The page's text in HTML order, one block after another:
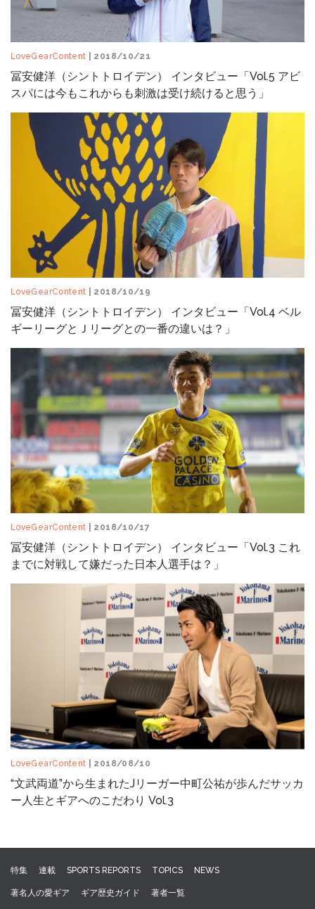
LoveGearContent | 2018/10/21
冨安健洋（シントトロイデン） インタビュー「Vol.5 アビ
スパには今もこれからも刺激は受け続けると思う」
LoveGearContent | 2018/10/19
冨安健洋（シントトロイデン） インタビュー「Vol.4 ベル
ギーリーグとＪリーグとの一番の違いは？」
LoveGearContent | 2018/10/17
冨安健洋（シントトロイデン） インタビュー「Vol.3 これ
までに対戦して嫌だった日本人選手は？」
LoveGearContent | 2018/08/10
“文武両道”から生まれたJリーガー中町公祐が歩んだサッカ
ー人生とギアへのこだわり Vol.3
特集 連載 SPORTS REPORTS TOPICS NEWS
著名人の愛ギア ギア歴史ガイド 著者一覧